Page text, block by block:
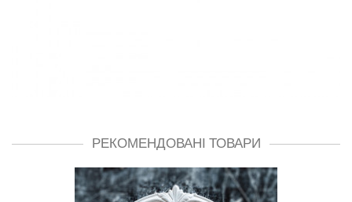
РЕКОМЕНДОВАНІ ТОВАРИ